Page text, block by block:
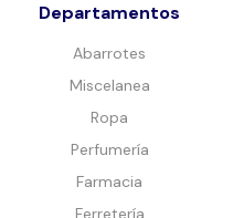
Departamentos
Abarrotes
Miscelanea
Ropa
Perfumería
Farmacia